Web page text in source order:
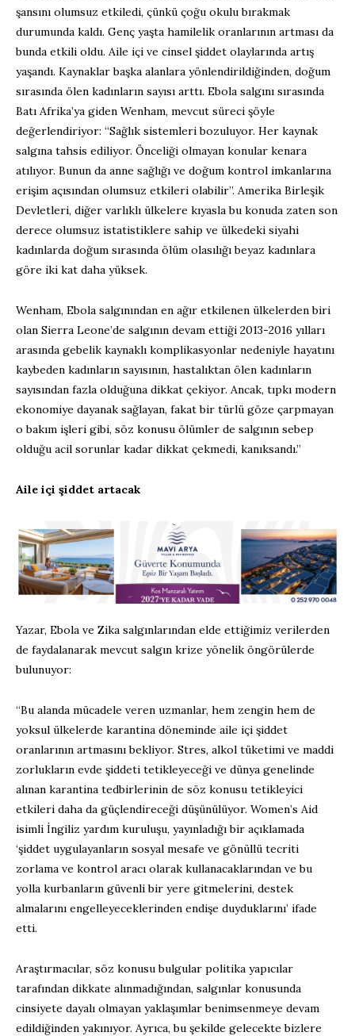
şansını olumsuz etkiledi, çünkü çoğu okulu bırakmak
durumunda kaldı. Genç yaşta hamilelik oranlarının artması da
bunda etkili oldu. Aile içi ve cinsel şiddet olaylarında artış
yaşandı. Kaynaklar başka alanlara yönlendirildiğinden, doğum
sırasında ölen kadınların sayısı arttı. Ebola salgını sırasında
Batı Afrika’ya giden Wenham, mevcut süreci şöyle
değerlendiriyor: “Sağlık sistemleri bozuluyor. Her kaynak
salgına tahsis ediliyor. Önceliği olmayan konular kenara
atılıyor. Bunun da anne sağlığı ve doğum kontrol imkanlarına
erişim açısından olumsuz etkileri olabilir”. Amerika Birleşik
Devletleri, diğer varlıklı ülkelere kıyasla bu konuda zaten son
derece olumsuz istatistiklere sahip ve ülkedeki siyahi
kadınlarda doğum sırasında ölüm olasılığı beyaz kadınlara
göre iki kat daha yüksek.
Wenham, Ebola salgınından en ağır etkilenen ülkelerden biri
olan Sierra Leone’de salgının devam ettiği 2013-2016 yılları
arasında gebelik kaynaklı komplikasyonlar nedeniyle hayatını
kaybeden kadınların sayısının, hastalıktan ölen kadınların
sayısından fazla olduğuna dikkat çekiyor. Ancak, tıpkı modern
ekonomiye dayanak sağlayan, fakat bir türlü göze çarpmayan
o bakım işleri gibi, söz konusu ölümler de salgının sebep
olduğu acil sorunlar kadar dikkat çekmedi, kanıksandı.”
Aile içi şiddet artacak
Yazar, Ebola ve Zika salgınlarından elde ettiğimiz verilerden
de faydalanarak mevcut salgın krize yönelik öngörülerde
bulunuyor:
“Bu alanda mücadele veren uzmanlar, hem zengin hem de
yoksul ülkelerde karantina döneminde aile içi şiddet
oranlarının artmasını bekliyor. Stres, alkol tüketimi ve maddi
zorlukların evde şiddeti tetikleyeceği ve dünya genelinde
alınan karantina tedbirlerinin de söz konusu tetikleyici
etkileri daha da güçlendireceği düşünülüyor. Women’s Aid
isimli İngiliz yardım kuruluşu, yayınladığı bir açıklamada
‘şiddet uygulayanların sosyal mesafe ve gönüllü tecriti
zorlama ve kontrol aracı olarak kullanacaklarından ve bu
yolla kurbanların güvenli bir yere gitmelerini, destek
almalarını engelleyeceklerinden endişe duyduklarını’ ifade
etti.
Araştırmacılar, söz konusu bulgular politika yapıcılar
tarafından dikkate alınmadığından, salgınlar konusunda
cinsiyete dayalı olmayan yaklaşımlar benimsenmeye devam
edildiğinden yakınıyor. Ayrıca, bu şekilde gelecekte bizlere